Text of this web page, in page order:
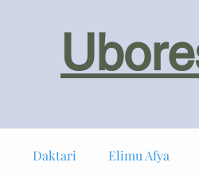
Daktari Elimu Afya